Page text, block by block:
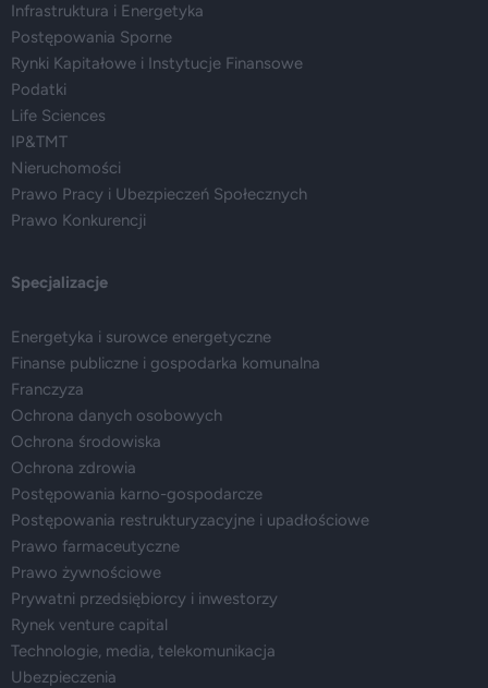
Infrastruktura i Energetyka
Postępowania Sporne
Rynki Kapitałowe i Instytucje Finansowe
Podatki
Life Sciences
IP&TMT
Nieruchomości
Prawo Pracy i Ubezpieczeń Społecznych
Prawo Konkurencji
Specjalizacje
Energetyka i surowce energetyczne
Finanse publiczne i gospodarka komunalna
Franczyza
Ochrona danych osobowych
Ochrona środowiska
Ochrona zdrowia
Postępowania karno-gospodarcze
Postępowania restrukturyzacyjne i upadłościowe
Prawo farmaceutyczne
Prawo żywnościowe
Prywatni przedsiębiorcy i inwestorzy
Rynek venture capital
Technologie, media, telekomunikacja
Ubezpieczenia